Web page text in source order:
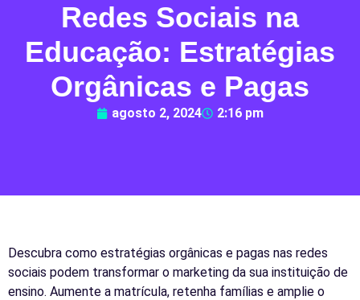
Redes Sociais na
Educação: Estratégias
Orgânicas e Pagas
agosto 2, 2024 2:16 pm
Descubra como estratégias orgânicas e pagas nas redes
sociais podem transformar o marketing da sua instituição de
ensino. Aumente a matrícula, retenha famílias e amplie o